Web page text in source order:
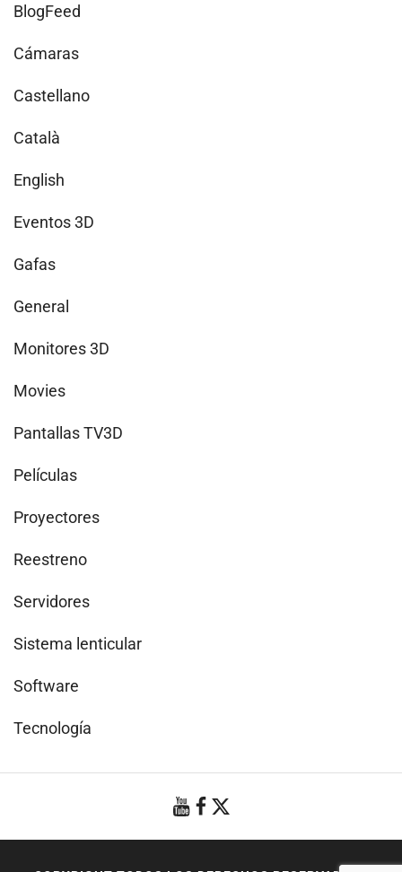
BlogFeed
Cámaras
Castellano
Català
English
Eventos 3D
Gafas
General
Monitores 3D
Movies
Pantallas TV3D
Películas
Proyectores
Reestreno
Servidores
Sistema lenticular
Software
Tecnología